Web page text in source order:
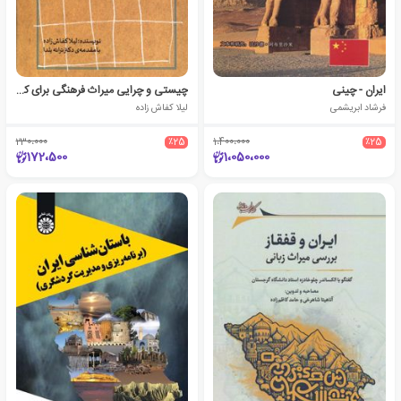
ایران - چینی
فرشاد ابریشمی
٪25 1،400،000
1،050،000
چیستی و چرایی میراث فرهنگی برای کودکان
لیلا کفاش زاده
٪25 230،000
172،500